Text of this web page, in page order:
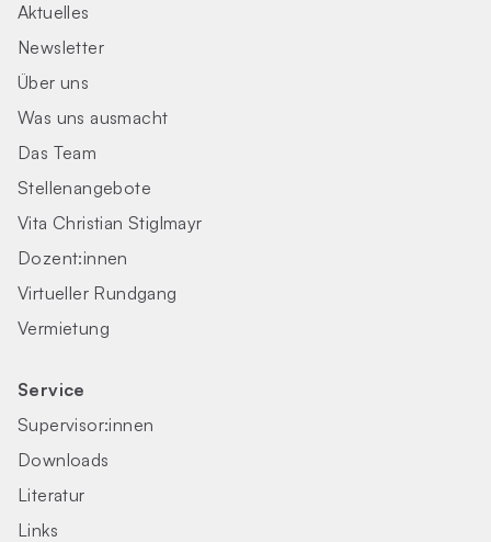
Aktuelles
Newsletter
Über uns
Was uns ausmacht
Das Team
Stellenangebote
Vita Christian Stiglmayr
Dozent:innen
Virtueller Rundgang
Vermietung
Service
Supervisor:innen
Downloads
Literatur
Links